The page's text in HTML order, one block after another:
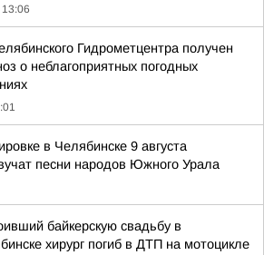
13:06
Гидрометцентра получен
о неблагоприятных погодных
в Челябинске 9 августа
песни народов Южного Урала
байкерскую свадьбу в
хирург погиб в ДТП на мотоцикле